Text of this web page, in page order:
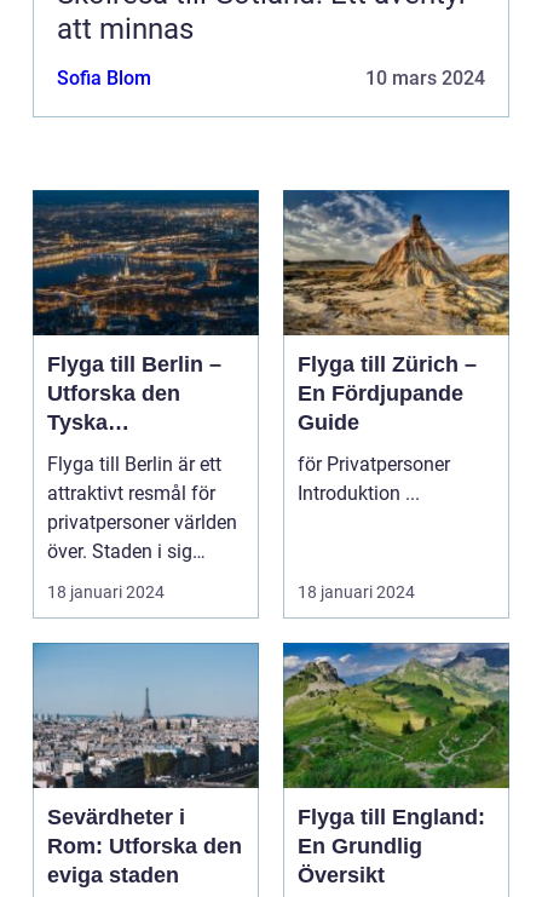
att minnas
Sofia Blom 10 mars 2024
Flyga till Berlin –
Utforska den
Tyska
Huvudstaden på
Nära Håll
Flyga till Berlin är ett
attraktivt resmål för
privatpersoner världen
över. Staden i sig
bjuder på e...
18 januari 2024
Flyga till Zürich –
En Fördjupande
Guide
för Privatpersoner
Introduktion ...
18 januari 2024
Sevärdheter i
Rom: Utforska den
eviga staden
Flyga till England:
En Grundlig
Översikt